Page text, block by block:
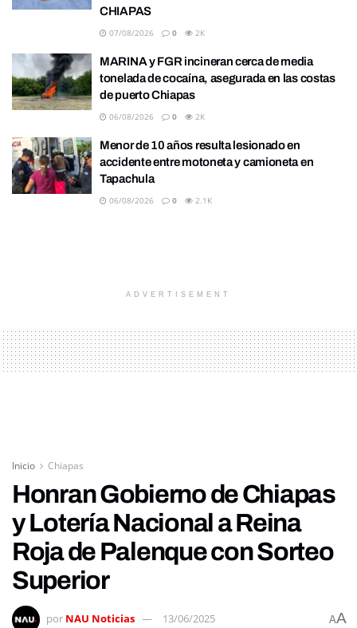
CHIAPAS
07/08/2026 0 2K
MARINA y FGR incineran cerca de media
tonelada de cocaína, asegurada en las costas
de puerto Chiapas
06/08/2026 0 2K
Menor de 10 años resulta lesionado en
accidente entre motoneta y camioneta en
Tapachula
06/08/2026 0 2.1K
ADVERTISEMENT
Inicio Chiapas
Honran Gobierno de Chiapas
y Lotería Nacional a Reina
Roja de Palenque con Sorteo
Superior
por NAU Noticias 13/06/2025 AA